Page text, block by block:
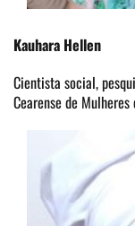
Kauhara Hellen
Cientista social,
Cearense de